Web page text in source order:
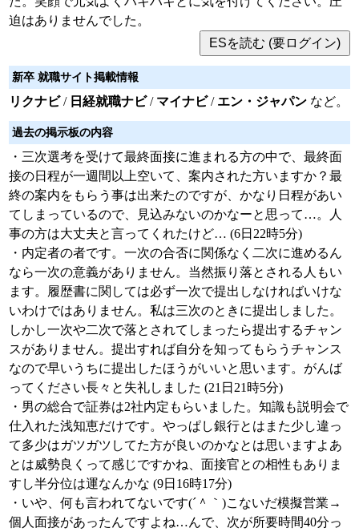
迫はありませんでした。
新卒 就職サイト掲載情報
リクナビ/ 日経就職ナビ/ マイナビ/ エン・ジャパン など。
過去の掲示板の内容
・三次選考を受けて最終面接に進まれる方の中で、最終面
接の日程が一週間以上空いて、案内された方いますか？最
終の案内をもらう事は出来たのですが、かなり日程があい
てしまっているので、見込みないのかなーと思って…。人
事の方は大丈夫と言ってくれたけど… (6日22時5分)
・内定者の者です。一次の合否に関係なく二次に進めるん
なら一次の意義がありません。当然振り落とされる人もい
ます。履歴書に関しては必ず一次で提出しなければいけな
いわけではありません。私は三次のときに提出しました。
しかし一次や二次で落とされてしまったら提出するチャン
スがありません。提出すれば自分を知ってもらうチャンス
なので早いうちに提出したほうがいいと思います。がんば
ってください長々と失礼しました (21日21時5分)
・男の総合で証券は2社内定もらいました。知識も説明会で
仕入れた浅知恵だけです。やっぱし銀行とはまた少し違っ
て多少はガツガツしてた方が良いのかなとは思いますよあ
とは威勢良くって感じですかね、面接官との相性もありま
すし半分位は運なんかな (9日16時17分)
・いや、何も言われてないです(´＾｀)こないだ模擬営業→
個人面接があったんですよね…んで、次が所要時間40分っ